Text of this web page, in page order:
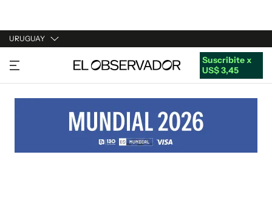
URUGUAY
URUGUAY
ARGENTINA
ESTADOS UNIDOS
Suscribite x
US$ 3,45